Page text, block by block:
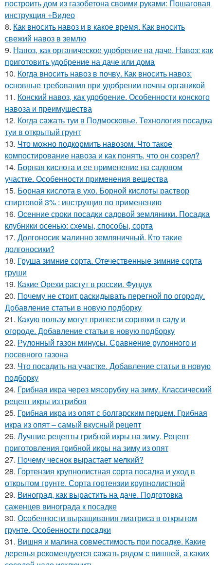
построить дом из газобетона своими руками: Пошаговая
инструкция +Видео
8. Как вносить навоз и в какое время. Как вносить
свежий навоз в землю
9. Навоз, как органическое удобрение на даче. Навоз: как
приготовить удобрение на даче или дома
10. Когда вносить навоз в почву. Как вносить навоз:
основные требования при удобрении почвы органикой
11. Конский навоз, как удобрение. Особенности конского
навоза и преимущества
12. Когда сажать туи в Подмосковье. Технология посадка
туи в открытый грунт
13. Что можно подкормить навозом. Что такое
компостирование навоза и как понять, что он созрел?
14. Борная кислота и ее применение на садовом
участке. Особенности применения вещества
15. Борная кислота в ухо. Борной кислоты раствор
спиртовой 3% : инструкция по применению
16. Осенние сроки посадки садовой земляники. Посадка
клубники осенью: схемы, способы, сорта
17. Долгоносик малинно земляничный. Кто такие
долгоносики?
18. Груша зимние сорта. Отечественные зимние сорта
груши
19. Какие Орехи растут в россии. Фундук
20. Почему не стоит раскидывать перегной по огороду.
Добавление статьи в новую подборку
21. Какую пользу могут принести сорняки в саду и
огороде. Добавление статьи в новую подборку
22. Рулонный газон минусы. Сравнение рулонного и
посевного газона
23. Что посадить на участке. Добавление статьи в новую
подборку
24. Грибная икра через мясорубку на зиму. Классический
рецепт икры из грибов
25. Грибная икра из опят с болгарским перцем. Грибная
икра из опят – самый вкусный рецепт
26. Лучшие рецепты грибной икры на зиму. Рецепт
приготовления грибной икры на зиму из опят
27. Почему чеснок вырастает мелкий?
28. Гортензия крупнолистная сорта посадка и уход в
открытом грунте. Сорта гортензии крупнолистной
29. Виноград, как вырастить на даче. Подготовка
саженцев винограда к посадке
30. Особенности выращивания лиатриса в открытом
грунте. Особенности посадки
31. Вишня и малина совместимость при посадке. Какие
деревья рекомендуется сажать рядом с вишней, а каких